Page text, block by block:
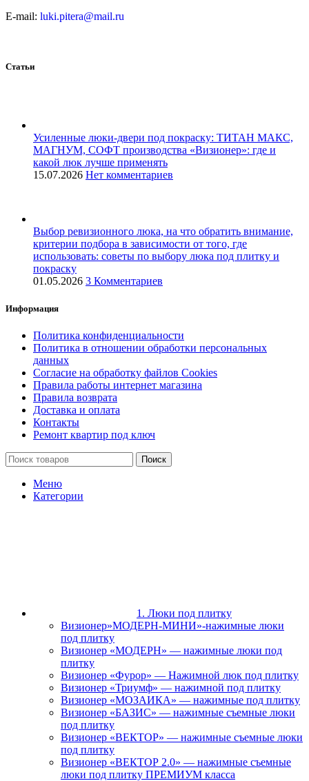
E-mail: luki.pitera@mail.ru
Статьи
Усиленные люки-двери под покраску: ТИТАН МАКС,
МАГНУМ, СОФТ производства «Визионер»: где и
какой люк лучше применять
15.07.2026 Нет комментариев
Выбор ревизионного люка, на что обратить внимание,
критерии подбора в зависимости от того, где
использовать: советы по выбору люка под плитку и
покраску
01.05.2026 3 Комментариев
Информация
Политика конфиденциальности
Политика в отношении обработки персональных
данных
Согласие на обработку файлов Cookies
Правила работы интернет магазина
Правила возврата
Доставка и оплата
Контакты
Ремонт квартир под ключ
Поиск
Меню
Категории
1. Люки под плитку
Визионер»МОДЕРН-МИНИ»-нажимные люки
под плитку
Визионер «МОДЕРН» — нажимные люки под
плитку
Визионер «Фурор» — Нажимной люк под плитку
Визионер «Триумф» — нажимной под плитку
Визионер «МОЗАИКА» — нажимные под плитку
Визионер «БАЗИС» — нажимные съемные люки
под плитку
Визионер «ВЕКТОР» — нажимные съемные люки
под плитку
Визионер «ВЕКТОР 2.0» — нажимные съемные
люки под плитку ПРЕМИУМ класса